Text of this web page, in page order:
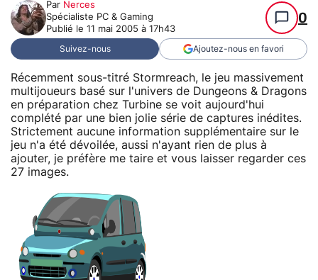
Par Nerces
Spécialiste PC & Gaming
Publié le 11 mai 2005 à 17h43
0
Suivez-nous Ajoutez-nous en favori
Récemment sous-titré Stormreach, le jeu massivement
multijoueurs basé sur l'univers de Dungeons & Dragons
en préparation chez Turbine se voit aujourd'hui
complété par une bien jolie série de captures inédites.
Strictement aucune information supplémentaire sur le
jeu n'a été dévoilée, aussi n'ayant rien de plus à
ajouter, je préfère me taire et vous laisser regarder ces
27 images.